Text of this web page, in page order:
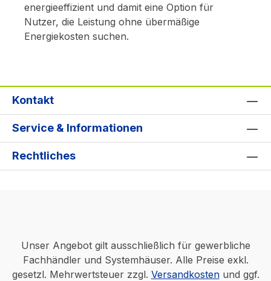
energieeffizient und damit eine Option für
Nutzer, die Leistung ohne übermäßige
Energiekosten suchen.
Kontakt
Service & Informationen
Rechtliches
Unser Angebot gilt ausschließlich für gewerbliche
Fachhändler und Systemhäuser. Alle Preise exkl.
gesetzl. Mehrwertsteuer zzgl. Versandkostenund ggf.